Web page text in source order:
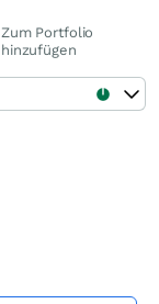
Zum Portfolio
hinzufügen